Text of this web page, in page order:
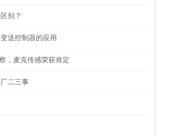
别？
送控制器的应用
，麦克传感荣获肯定
二三事